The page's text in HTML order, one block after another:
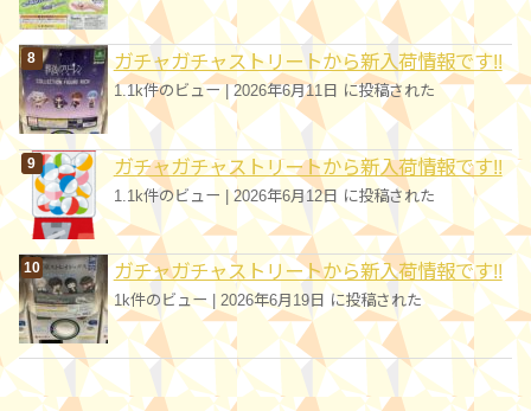
ガチャガチャストリートから新入荷情報です!!
1.1k件のビュー| 2026年6月11日 に投稿された
ガチャガチャストリートから新入荷情報です!!
1.1k件のビュー |2026年6月12日 に投稿された
ガチャガチャストリートから新入荷情報です!!
1k件のビュー| 2026年6月19日 に投稿された